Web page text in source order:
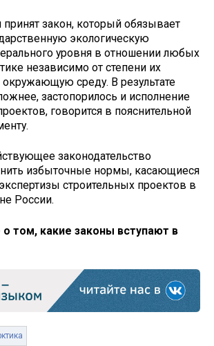
принят закон, который обязывает
экологическую
уровня в отношении любых
независимо от степени их
окружающую среду. В результате
застопорилось и исполнение
говорится в пояснительной
законодательство
избыточные нормы, касающиеся
строительных проектов в
России.
том, какие законы вступают в